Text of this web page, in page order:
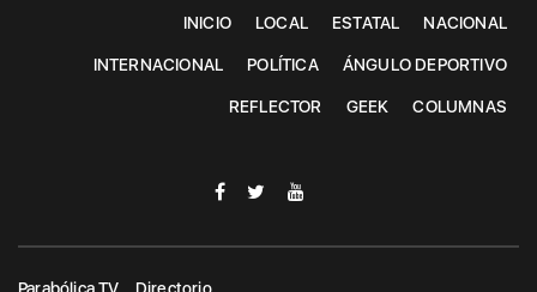
INICIO LOCAL ESTATAL NACIONAL
INTERNACIONAL POLÍTICA ÁNGULO DEPORTIVO
REFLECTOR GEEK COLUMNAS
Parabólica TV Directorio